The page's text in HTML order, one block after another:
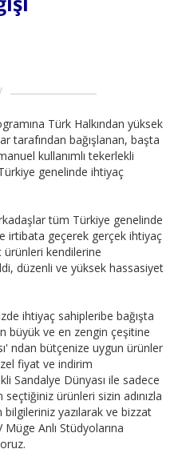
Türk Halkından yüksek
tarafından bağışlanan, başta
kullanımlı tekerlekli
genelinde ihtiyaç
tüm Türkiye genelinde
irtibata geçerek gerçek ihtiyaç
kendilerine
düzenli ve yüksek hassasiyet
ihtiyaç sahipleribe bağışta
büyük ve en zengin çeşitine
ndan bütçenize uygun ürünler
fiyat ve indirim
Sandalye Dünyası ile sadece
ürünleri sizin adınızla
yazılarak ve bizzat
Anlı Stüdyolarına